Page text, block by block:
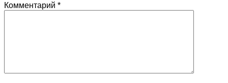
Комментарий *